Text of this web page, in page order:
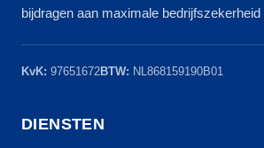
bijdragen aan maximale bedrijfszekerheid
KvK: 97651672BTW: NL868159190B01
DIENSTEN